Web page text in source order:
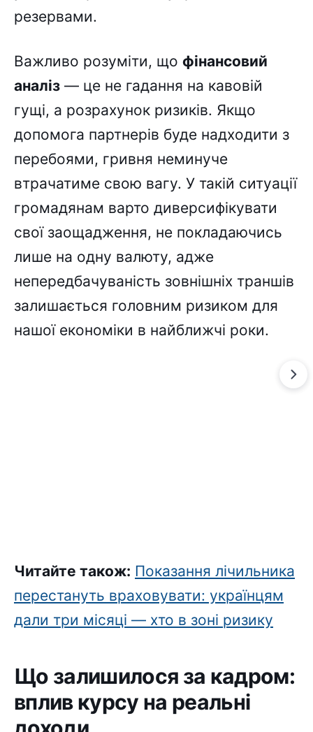
резервами.
Важливо розуміти, що фінансовий
аналіз — це не гадання на кавовій
гущі, а розрахунок ризиків. Якщо
допомога партнерів буде надходити з
перебоями, гривня неминуче
втрачатиме свою вагу. У такій ситуації
громадянам варто диверсифікувати
свої заощадження, не покладаючись
лише на одну валюту, адже
непередбачуваність зовнішніх траншів
залишається головним ризиком для
нашої економіки в найближчі роки.
Читайте також: Показання лічильника
перестануть враховувати: українцям
дали три місяці — хто в зоні ризику
Що залишилося за кадром:
вплив курсу на реальні